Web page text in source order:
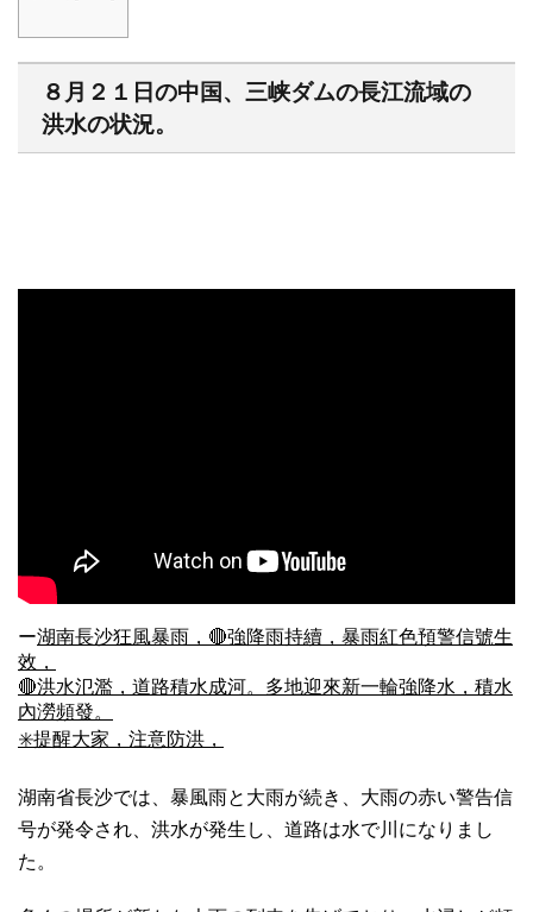
８月２１日の中国、三峡ダムの長江流域の
洪水の状況。
ー湖南長沙狂風暴雨，🔴強降雨持續，暴雨紅色預警信號生
效，
🔴洪水氾濫，道路積水成河。多地迎來新一輪強降水，積水
內澇頻發。
✳️提醒大家，注意防洪，
湖南省長沙では、暴風雨と大雨が続き、大雨の赤い警告信
号が発令され、洪水が発生し、道路は水で川になりまし
た。